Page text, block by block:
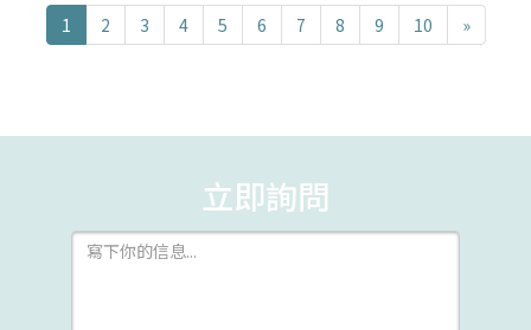
1 2 3 4 5 6 7 8 9 10 »
立即詢問